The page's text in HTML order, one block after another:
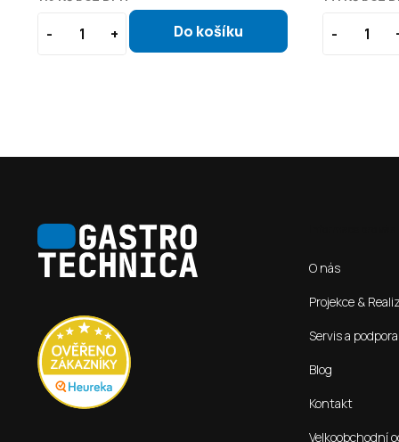
O nás
Projekce &
Servis a podpora
Blog
Kontakt
Velkoobchodní